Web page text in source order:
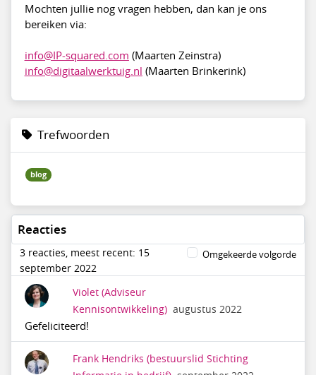
Mochten jullie nog vragen hebben, dan kan je ons
bereiken via:
info@IP-squared.com (Maarten Zeinstra)
info@digitaalwerktuig.nl (Maarten Brinkerink)
Trefwoorden
blog
Reacties
3 reacties, meest recent: 15
september 2022
Omgekeerde volgorde
Violet (Adviseur
Kennisontwikkeling) augustus 2022
Gefeliciteerd!
Frank Hendriks (bestuurslid Stichting